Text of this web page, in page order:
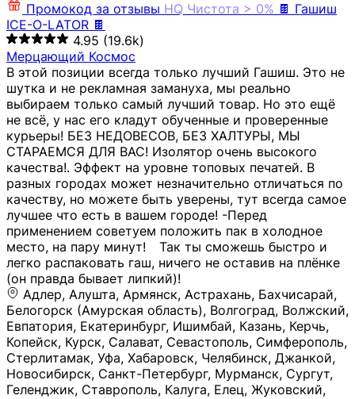
Промокод за отзывы HQ Чистота > 0% 🍫 Гашиш
ICE-O-LATOR 🍫
4.95 (19.6k)
Мерцающий Космос
В этой позиции всегда только лучший Гашиш. Это не
шутка и не рекламная замануха, мы реально
выбираем только самый лучший товар. Но это ещё
не всё, у нас его кладут обученные и проверенные
курьеры! БЕЗ НЕДОВЕСОВ, БЕЗ ХАЛТУРЫ, МЫ
СТАРАЕМСЯ ДЛЯ ВАС! Изолятор очень высокого
качества!. Эффект на уровне топовых печатей. В
разных городах может незначительно отличаться по
качеству, но можете быть уверены, тут всегда самое
лучшее что есть в вашем городе! -Перед
применением советуем положить пак в холодное
место, на пару минут!⠀ Так ты сможешь быстро и
легко распаковать гаш, ничего не оставив на плёнке
(он правда бывает липкий)!
Адлер, Алушта, Армянск, Астрахань, Бахчисарай,
Белогорск (Амурская область), Волгоград, Волжский,
Евпатория, Екатеринбург, Ишимбай, Казань, Керчь,
Копейск, Курск, Салават, Севастополь, Симферополь,
Стерлитамак, Уфа, Хабаровск, Челябинск, Джанкой,
Новосибирск, Санкт-Петербург, Мурманск, Сургут,
Геленджик, Ставрополь, Калуга, Елец, Жуковский,